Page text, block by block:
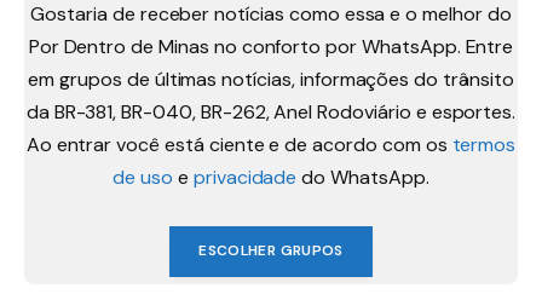
Gostaria de receber notícias como essa e o melhor do
Por Dentro de Minas no conforto por WhatsApp. Entre
em grupos de últimas notícias, informações do trânsito
da BR-381, BR-040, BR-262, Anel Rodoviário e esportes.
Ao entrar você está ciente e de acordo com os termos
de uso e privacidade do WhatsApp.
ESCOLHER GRUPOS